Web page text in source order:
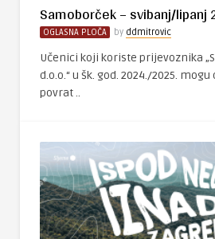
Samoborček – svibanj/lipanj
OGLASNA PLOČA by ddmitrovic
Učenici koji koriste prijevoznika
d.o.o.“ u šk. god. 2024./2025.
povrat ..